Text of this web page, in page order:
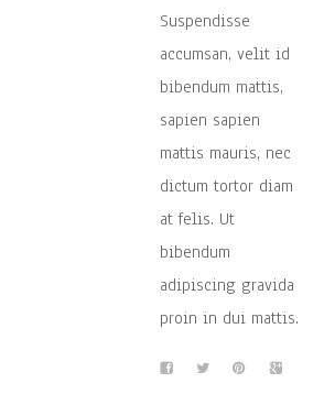
Suspendisse
accumsan, velit id
bibendum mattis,
sapien sapien
mattis mauris, nec
dictum tortor diam
at felis. Ut
bibendum
adipiscing gravida
proin in dui mattis.